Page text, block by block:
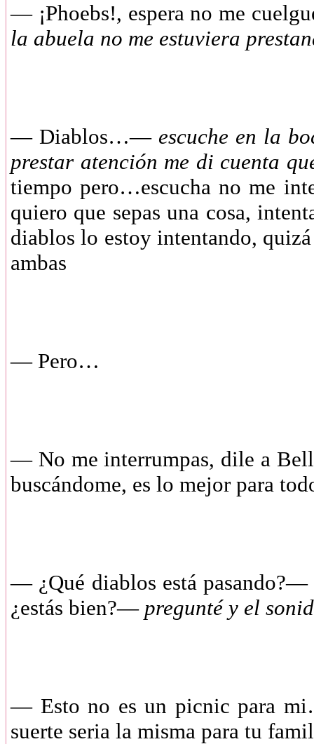
— ¡Phoebs!, espera no me
la abuela no me estuviera
— Diablos…—escuche en la
prestar atención me di cuenta
tiempo pero…escucha no me
quiero que sepas una cosa,
diablos lo estoy intentando,
ambas
— Pero…
— No me interrumpas, dile a
buscándome, es lo mejor para
— ¿Qué diablos está pasando?—
¿estás bien?— pregunté y el
— Esto no es un picnic para
suerte seria la misma para tu